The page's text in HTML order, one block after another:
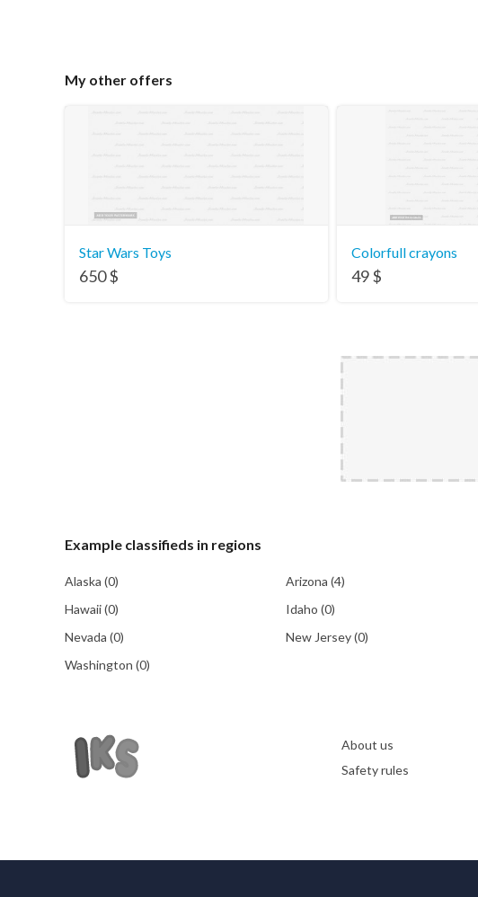
My other offers
Star Wars Toys
650$
Colorfull crayons
49$
Example classifieds in regions
Alaska (0) Arizona (4)
Hawaii(0) Idaho (0)
Nevada (0) New Jersey(0)
Washington (0)
About us
Safety rules